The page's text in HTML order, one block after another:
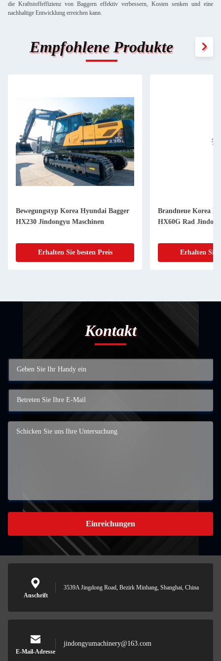
die Kraftstoffeffizienz von Baggern effektiv verbessern, Kosten senken und eine
nachhaltige Entwicklung erreichen kann.
Empfohlene Produkte
Bewegungstyp Korea Hyundai Bagger
HX230 Jindongyu Maschinen
Erhalten Sie besten Preis
Brandneue Korea
HX60G Rad
Erhalten Sie
Kontakt
Einreichungen
Anschrift
3539A Jingdong Road, Bezirk Minhang, Shanghai, China
E-Mail-Adresse
jindongyumachinery@163.com